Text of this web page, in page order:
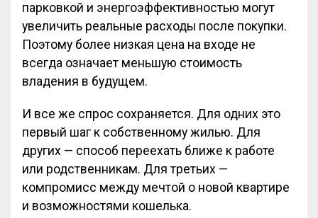
парковкой и энергоэффективностью могут
увеличить реальные расходы после покупки.
Поэтому более низкая цена на входе не
всегда означает меньшую стоимость
владения в будущем.
И все же спрос сохраняется. Для одних это
первый шаг к собственному жилью. Для
других — способ переехать ближе к работе
или родственникам. Для третьих —
компромисс между мечтой о новой квартире
и возможностями кошелька.